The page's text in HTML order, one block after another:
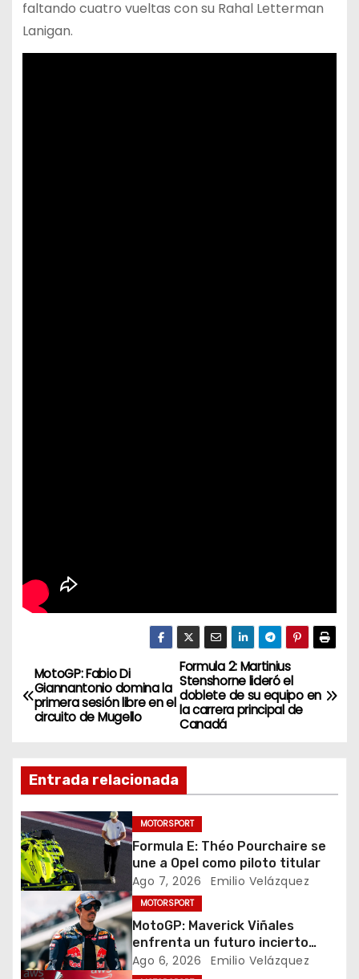
faltando cuatro vueltas con su Rahal Letterman
Lanigan.
N
a
e
g
a
c
ó
Formula 2: Martinius
Stenshorne lideró el
doblete de su equipo en
la carrera principal de
Canadá
MotoGP: Fabio Di
Giannantonio domina la
primera sesión libre en el
circuito de Mugello
Entrada relacionada
MOTORSPORT
Formula E: Théo Pourchaire se
une a Opel como piloto titular
Ago 7, 2026 Emilio Velázquez
MOTORSPORT
MotoGP: Maverick Viñales
enfrenta un futuro incierto
tras resultados
Ago 6, 2026 Emilio Velázquez